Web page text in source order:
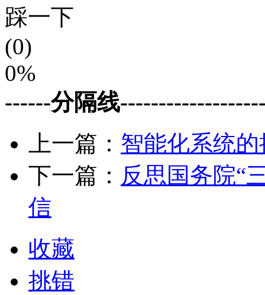
踩一下
(0)
0%
------分隔线
上一篇： 智能化系统
下一篇： 反思国务院“
信
收藏
挑错